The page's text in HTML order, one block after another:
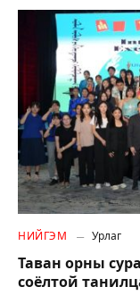
НИЙГЭМ Урлаг
Таван орны
соёлтой